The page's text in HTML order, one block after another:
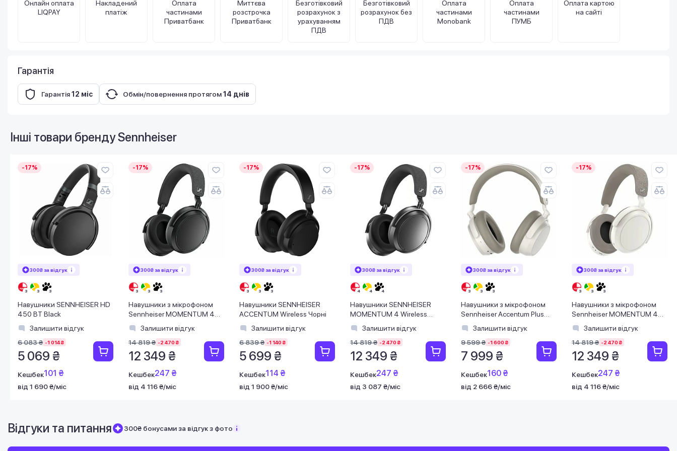
Онлайн оплата
LIQPAY
Накладений
платіж
Оплата
частинами
Приватбанк
Миттєва
розстрочка
Приватбанк
Безготівковий
розрахунок з
урахуванням
ПДВ
Безготівковий
розрахунок без
ПДВ
Оплата
частинами
Monobank
Оплата
частинами
ПУМБ
Оплата картою
на сайті
Гарантія
Гарантія12 міс Обмін/повернення протягом14 днів
Інші товари брендуSennheiser
-17%
300₴ за відгук
Навушники SENNHEISER HD
450 BT Black
Залишити відгук
6 083 ₴ -1 014 ₴
5 069 ₴
Кешбек101 ₴
від 1 690 ₴/міс
-17%
300₴ за відгук
Навушники з мікрофоном
Sennheiser MOMENTUM 4
Wireless Black (509266)
Залишити відгук
14 819 ₴ -2 470 ₴
12 349 ₴
Кешбек247 ₴
від 4 116 ₴/міс
-17%
300₴ за відгук
Навушники SENNHEISER
ACCENTUM Wireless Чорні
Залишити відгук
6 839 ₴ -1 140 ₴
5 699 ₴
Кешбек114 ₴
від 1 900 ₴/міс
-17%
300₴ за відгук
Навушники SENNHEISER
MOMENTUM 4 Wireless
Graphite
Залишити відгук
14 819 ₴ -2 470 ₴
12 349 ₴
Кешбек247 ₴
від 3 087 ₴/міс
-17%
300₴ за відгук
Навушники з мікрофоном
Sennheiser Accentum Plus
Wireless White (700177)
Залишити відгук
9 599 ₴ -1 600 ₴
7 999 ₴
Кешбек160 ₴
від 2 666 ₴/міс
-17%
300₴ за відгук
Навушники з мікрофоном
Sennheiser MOMENTUM 4
Wireless White (509267)
Залишити відгук
14 819 ₴ -2 470 ₴
12 349 ₴
Кешбек247 ₴
від 4 116 ₴/міс
Відгуки та питання 300₴ бонусами за відгук з фото